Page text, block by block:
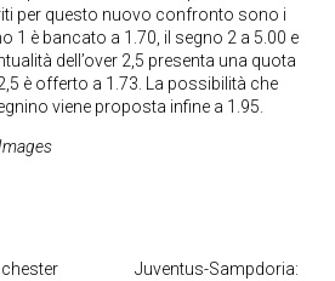
per questo nuovo confronto sono i
1 è bancato a 1.70, il segno 2 a 5.00 e
dell’over 2,5 presenta una quota
è offerto a 1.73. La possibilità che
viene proposta infine a 1.95.
Juventus-Sampdoria: